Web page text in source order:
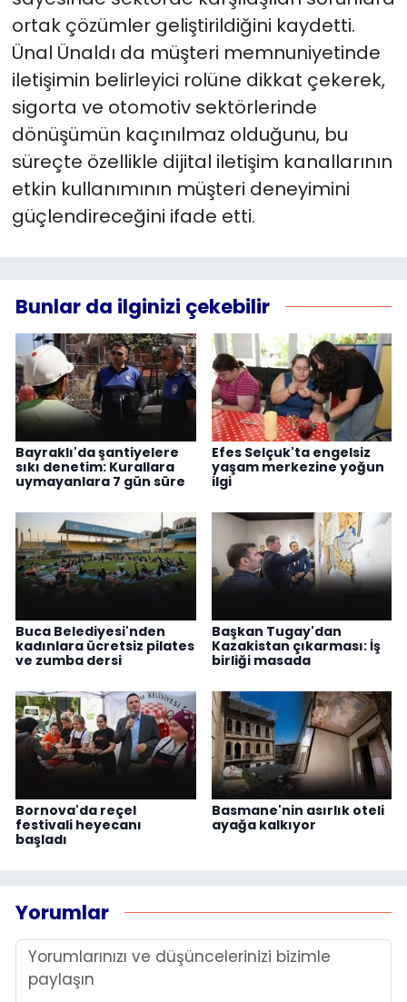
ortak çözümler geliştirildiğini kaydetti.
Ünal Ünaldı da müşteri memnuniyetinde
iletişimin belirleyici rolüne dikkat çekerek,
sigorta ve otomotiv sektörlerinde
dönüşümün kaçınılmaz olduğunu, bu
süreçte özellikle dijital iletişim kanallarının
etkin kullanımının müşteri deneyimini
güçlendireceğini ifade etti.
Bunlar da ilginizi çekebilir
Bayraklı'da şantiyelere
sıkı denetim: Kurallara
uymayanlara 7 gün süre
Efes Selçuk'ta engelsiz
yaşam merkezine yoğun
ilgi
Buca Belediyesi'nden
kadınlara ücretsiz pilates
ve zumba dersi
Başkan Tugay'dan
Kazakistan çıkarması: İş
birliği masada
Bornova'da reçel
festivali heyecanı
başladı
Basmane'nin asırlık oteli
ayağa kalkıyor
Yorumlar